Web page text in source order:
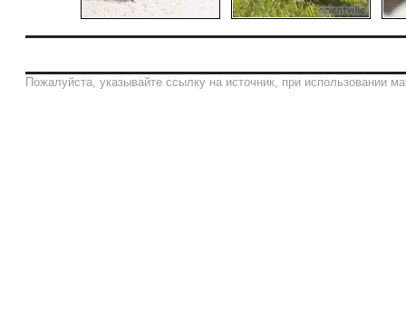
Пожалуйста, указывайте ссылку на источник, при использовании